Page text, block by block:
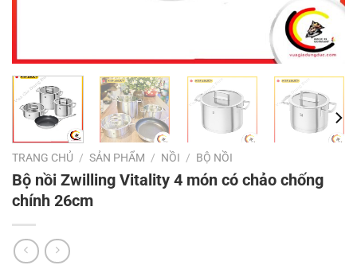
TRANG CHỦ / SẢN PHẨM / NỒI / BỘ NỒI
Bộ nồi Zwilling Vitality 4 món có chảo chống
chính 26cm